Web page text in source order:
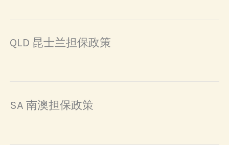
QLD 昆士兰担保政策
SA 南澳担保政策